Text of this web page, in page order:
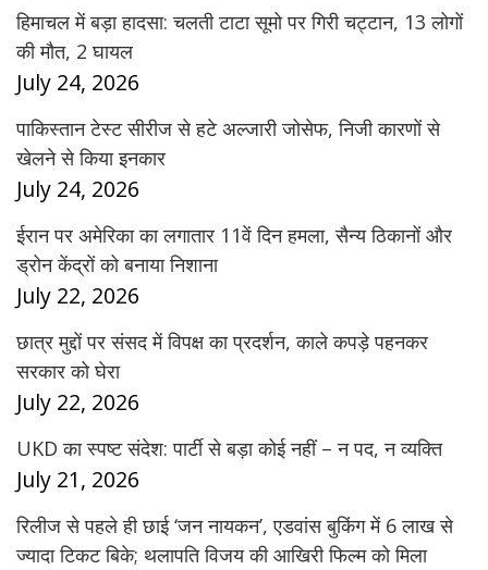
हिमाचल में बड़ा हादसा: चलती टाटा सूमो पर गिरी चट्टान, 13 लोगों
की मौत, 2 घायल
July 24, 2026
पाकिस्तान टेस्ट सीरीज से हटे अल्जारी जोसेफ, निजी कारणों से
खेलने से किया इनकार
July 24, 2026
ईरान पर अमेरिका का लगातार 11वें दिन हमला, सैन्य ठिकानों और
ड्रोन केंद्रों को बनाया निशाना
July 22, 2026
छात्र मुद्दों पर संसद में विपक्ष का प्रदर्शन, काले कपड़े पहनकर
सरकार को घेरा
July 22, 2026
UKD का स्पष्ट संदेश: पार्टी से बड़ा कोई नहीं – न पद, न व्यक्ति
July 21, 2026
रिलीज से पहले ही छाई ‘जन नायकन’, एडवांस बुकिंग में 6 लाख से
ज्यादा टिकट बिके; थलापति विजय की आखिरी फिल्म को मिला